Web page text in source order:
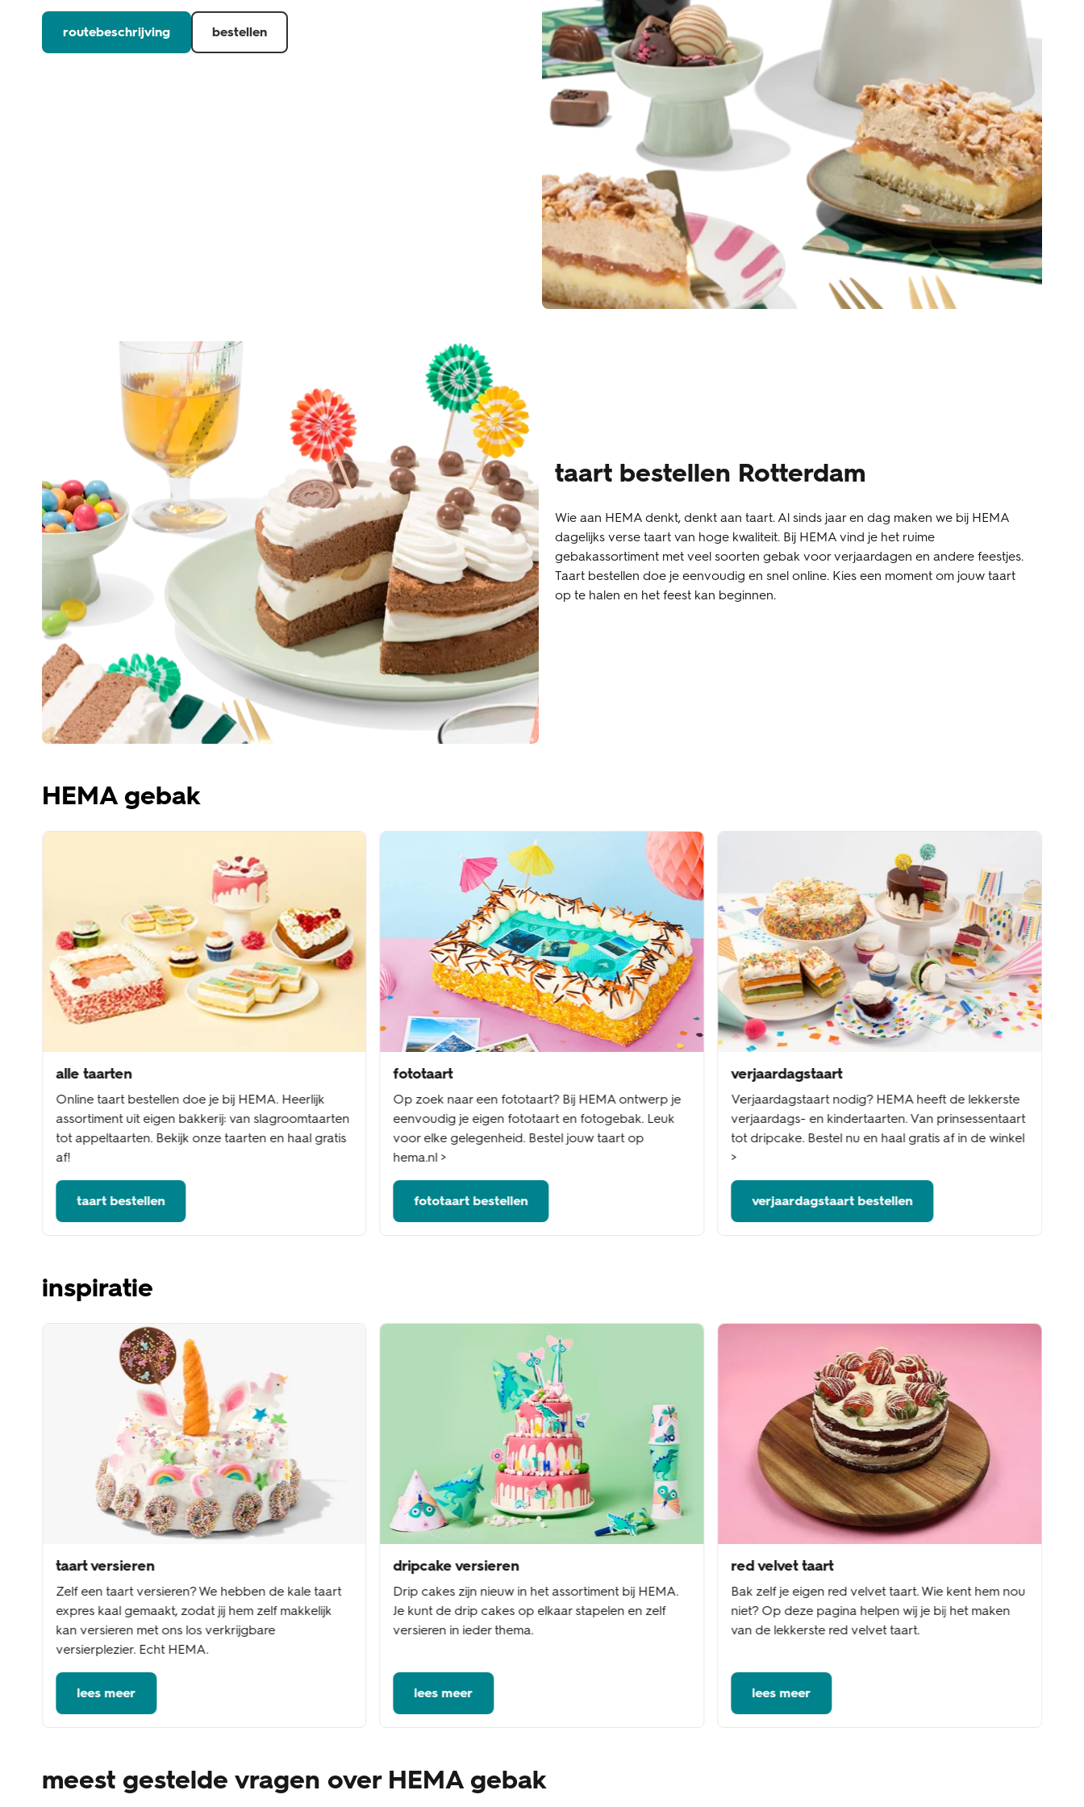
routebeschrijving bestellen
taart bestellen Rotterdam
Wie aan HEMA denkt, denkt aan taart. Al sinds jaar en dag maken we bij HEMA
dagelijks verse taart van hoge kwaliteit. Bij HEMA vind je het ruime
gebakassortiment met veel soorten gebak voor verjaardagen en andere feestjes.
Taart bestellen doe je eenvoudig en snel online. Kies een moment om jouw taart
op te halen en het feest kan beginnen.
HEMA gebak
alle taarten
Online taart bestellen doe je bij HEMA. Heerlijk
assortiment uit eigen bakkerij: van slagroomtaarten
tot appeltaarten. Bekijk onze taarten en haal gratis
af!
taart bestellen
fototaart
Op zoek naar een fototaart? Bij HEMA ontwerp je
eenvoudig je eigen fototaart en fotogebak. Leuk
voor elke gelegenheid. Bestel jouw taart op
hema.nl >
fototaart bestellen
verjaardagstaart
Verjaardagstaart nodig? HEMA heeft de lekkerste
verjaardags- en kindertaarten. Van prinsessentaart
tot dripcake. Bestel nu en haal gratis af in de winkel
>
verjaardagstaart bestellen
inspiratie
taart versieren
Zelf een taart versieren? We hebben de kale taart
expres kaal gemaakt, zodat jij hem zelf makkelijk
kan versieren met ons los verkrijgbare
versierplezier. Echt HEMA.
lees meer
dripcake versieren
Drip cakes zijn nieuw in het assortiment bij HEMA.
Je kunt de drip cakes op elkaar stapelen en zelf
versieren in ieder thema.
lees meer
red velvet taart
Bak zelf je eigen red velvet taart. Wie kent hem nou
niet? Op deze pagina helpen wij je bij het maken
van de lekkerste red velvet taart.
lees meer
meest gestelde vragen over HEMA gebak